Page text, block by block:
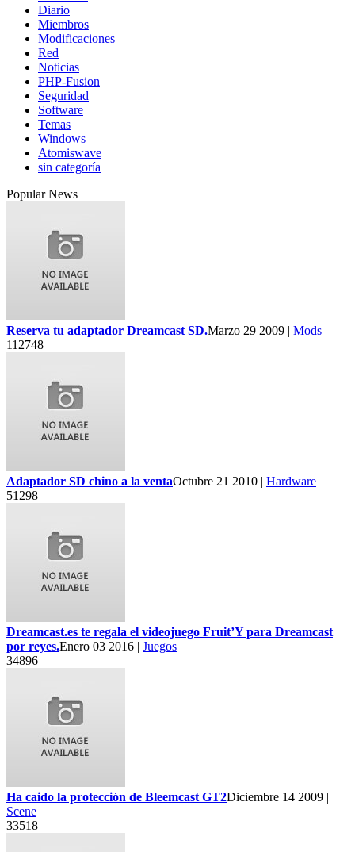
Diario
Miembros
Modificaciones
Red
Noticias
PHP-Fusion
Seguridad
Software
Temas
Windows
Atomiswave
sin categoría
Popular News
Reserva tu adaptador Dreamcast SD.Marzo 29 2009 | Mods
112748
Adaptador SD chino a la ventaOctubre 21 2010 | Hardware
51298
Dreamcast.es te regala el videojuego Fruit’Y para Dreamcast
por reyes.Enero 03 2016 | Juegos
34896
Ha caido la protección de Bleemcast GT2Diciembre 14 2009 |
Scene
33518